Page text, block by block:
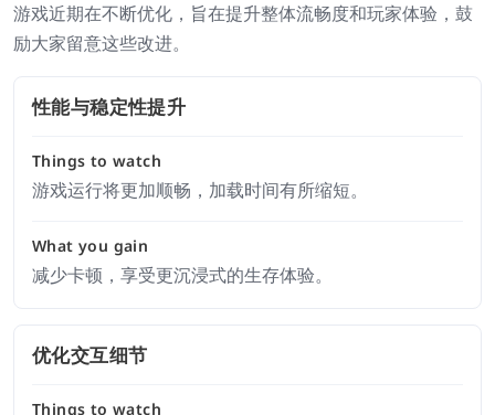
游戏近期在不断优化，旨在提升整体流畅度和玩家体验，鼓
励大家留意这些改进。
性能与稳定性提升
Things to watch
游戏运行将更加顺畅，加载时间有所缩短。
What you gain
减少卡顿，享受更沉浸式的生存体验。
优化交互细节
Things to watch